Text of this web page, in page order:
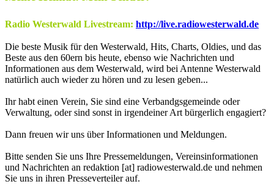
Radio Westerwald Livestream: http://live.radiowesterwald.de
Die beste Musik für den Westerwald, Hits, Charts, Oldies, und das
Beste aus den 60ern bis heute, ebenso wie Nachrichten und
Informationen aus dem Westerwald, wird bei Antenne Westerwald
natürlich auch wieder zu hören und zu lesen geben...
Ihr habt einen Verein, Sie sind eine Verbandgsgemeinde oder
Verwaltung, oder sind sonst in irgendeiner Art bürgerlich engagiert?
Dann freuen wir uns über Informationen und Meldungen.
Bitte senden Sie uns Ihre Pressemeldungen, Vereinsinformationen
und Nachrichten an redaktion [at] radiowesterwald.de und nehmen
Sie uns in ihren Presseverteiler auf.